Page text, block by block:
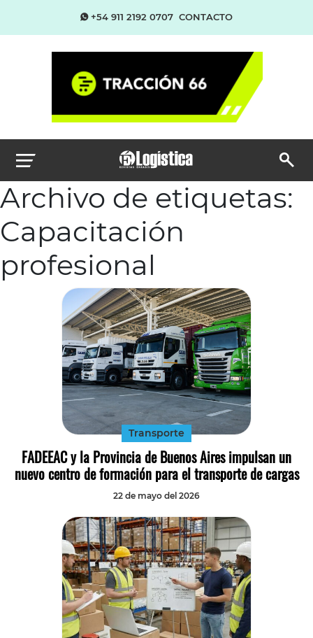
+54 911 2192 0707 CONTACTO
Archivo de etiquetas:
Capacitación
profesional
Transporte
FADEEAC y la Provincia de Buenos Aires impulsan un
nuevo centro de formación para el transporte de cargas
22 de mayo del 2026